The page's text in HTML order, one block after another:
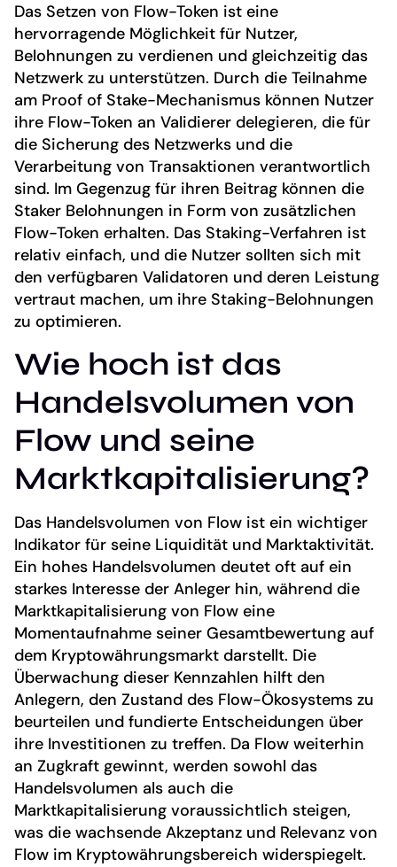
Das Setzen von Flow-Token ist eine
hervorragende Möglichkeit für Nutzer,
Belohnungen zu verdienen und gleichzeitig das
Netzwerk zu unterstützen. Durch die Teilnahme
am Proof of Stake-Mechanismus können Nutzer
ihre Flow-Token an Validierer delegieren, die für
die Sicherung des Netzwerks und die
Verarbeitung von Transaktionen verantwortlich
sind. Im Gegenzug für ihren Beitrag können die
Staker Belohnungen in Form von zusätzlichen
Flow-Token erhalten. Das Staking-Verfahren ist
relativ einfach, und die Nutzer sollten sich mit
den verfügbaren Validatoren und deren Leistung
vertraut machen, um ihre Staking-Belohnungen
zu optimieren.
Wie hoch ist das
Handelsvolumen von
Flow und seine
Marktkapitalisierung?
Das Handelsvolumen von Flow ist ein wichtiger
Indikator für seine Liquidität und Marktaktivität.
Ein hohes Handelsvolumen deutet oft auf ein
starkes Interesse der Anleger hin, während die
Marktkapitalisierung von Flow eine
Momentaufnahme seiner Gesamtbewertung auf
dem Kryptowährungsmarkt darstellt. Die
Überwachung dieser Kennzahlen hilft den
Anlegern, den Zustand des Flow-Ökosystems zu
beurteilen und fundierte Entscheidungen über
ihre Investitionen zu treffen. Da Flow weiterhin
an Zugkraft gewinnt, werden sowohl das
Handelsvolumen als auch die
Marktkapitalisierung voraussichtlich steigen,
was die wachsende Akzeptanz und Relevanz von
Flow im Kryptowährungsbereich widerspiegelt.